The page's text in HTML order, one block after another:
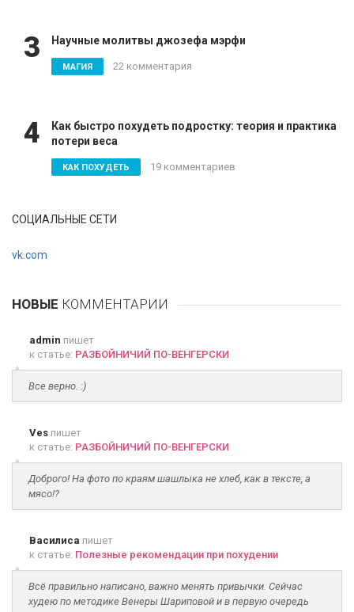
3 Научные молитвы джозефа мэрфи
МАГИЯ 22 комментария
4
Как быстро похудеть подростку: теория и практика
потери веса
КАК ПОХУДЕТЬ 19 комментариев
СОЦИАЛЬНЫЕ СЕТИ
vk.com
НОВЫЕ КОММЕНТАРИИ
admin пишет
к статье: РАЗБОЙНИЧИЙ ПО-ВЕНГЕРСКИ
Все верно. :)
Ves пишет
к статье: РАЗБОЙНИЧИЙ ПО-ВЕНГЕРСКИ
Доброго! На фото по краям шашлыка не хлеб, как в тексте, а
мясо!?
Василиса пишет
к статье: Полезные рекомендации при похудении
Всё правильно написано, важно менять привычки. Сейчас
худею по методике Венеры Шариповой и в первую очередь